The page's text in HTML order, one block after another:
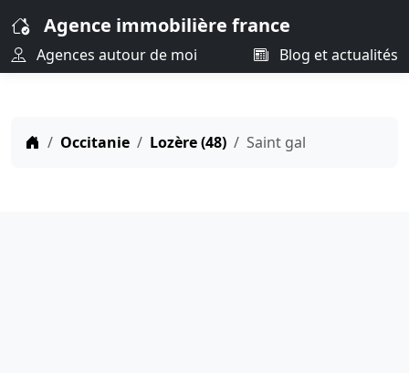
Agence immobilière france
Agences autour de moi Blog et actualités
Occitanie Lozère (48) Saint gal